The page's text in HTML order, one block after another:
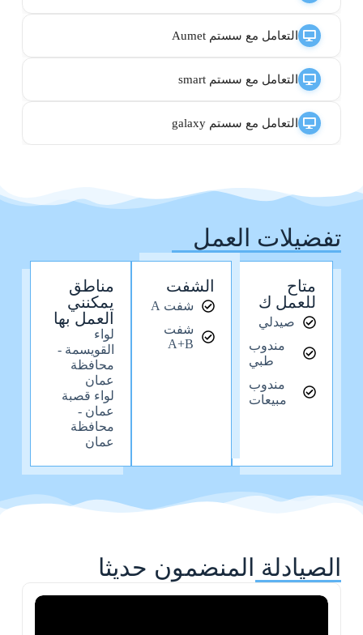
التعامل مع سستم Aumet
التعامل مع سستم smart
التعامل مع سستم galaxy
تفضيلات العمل
متاح
للعمل ك
صيدلي
مندوب
طبي
مندوب
مبيعات
الشفت
شفت A
شفت
A+B
مناطق
يمكنني
العمل بها
لواء
القويسمة -
محافظة
عمان
لواء قصبة
عمان -
محافظة
عمان
الصيادلة المنضمون حديثا